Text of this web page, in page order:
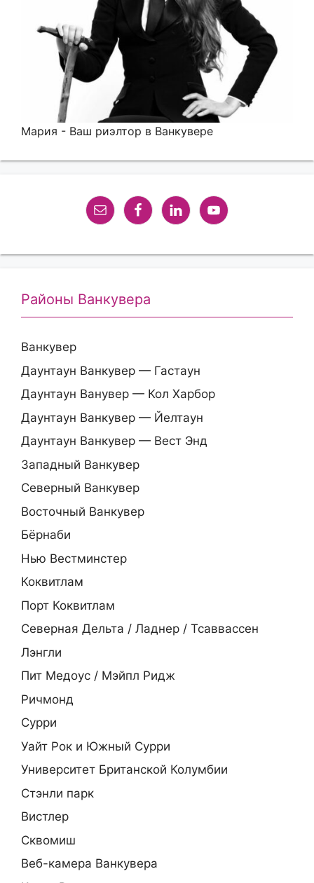
Мария - Ваш риэлтор в Ванкувере
Районы Ванкувера
Ванкувер
Даунтаун Ванкувер — Гастаун
Даунтаун Ванувер — Кол Харбор
Даунтаун Ванкувер — Йелтаун
Даунтаун Ванкувер — Вест Энд
Западный Ванкувер
Северный Ванкувер
Восточный Ванкувер
Бёрнаби
Нью Вестминстер
Коквитлам
Порт Коквитлам
Северная Дельта / Ладнер / Тсаввассен
Лэнгли
Пит Медоус / Мэйпл Ридж
Ричмонд
Сурри
Уайт Рок и Южный Сурри
Университет Британской Колумбии
Стэнли парк
Вистлер
Сквомиш
Веб-камера Ванкувера